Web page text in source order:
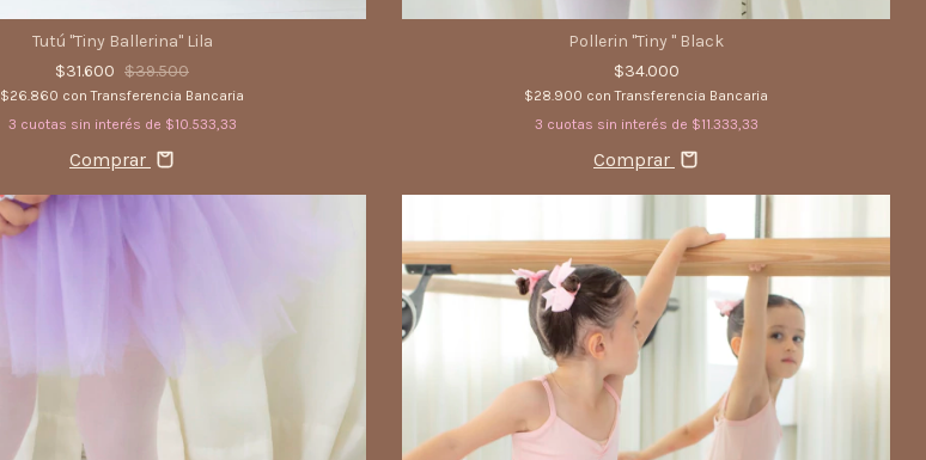
Tutú "Tiny Ballerina" Lila
$31.600 $39.500
$26.860 con Transferencia Bancaria
3 cuotas sin interés de $10.533,33
Comprar
Pollerin "Tiny " Black
$34.000
$28.900 con Transferencia Bancaria
3 cuotas sin interés de $11.333,33
Comprar